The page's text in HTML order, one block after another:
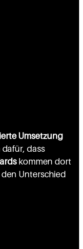
Umsetzung
dass
kommen dort
Unterschied